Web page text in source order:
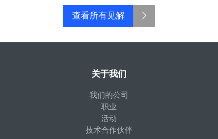
查看所有见解
关于我们
我们的公司
职业
活动
技术合作伙伴